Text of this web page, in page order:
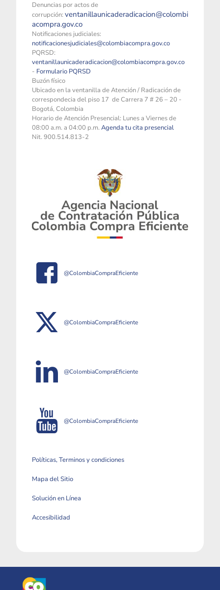
Denuncias por actos de
corrupción: ventanillaunicaderadicacion@colombi
acompra.gov.co
Notificaciones judiciales:
notificacionesjudiciales@colombiacompra.gov.co
PQRSD:
ventanillaunicaderadicacion@colombiacompra.gov.co
- Formulario PQRSD
Buzón físico
Ubicado en la ventanilla de Atención / Radicación de
correspondecia del piso 17 de Carrera 7 # 26 – 20 -
Bogotá, Colombia
Horario de Atención Presencial: Lunes a Viernes de
08:00 a.m. a 04:00 p.m. Agenda tu cita presencial
Nit. 900.514.813-2
@ColombiaCompraEficiente
@ColombiaCompraEficiente
@ColombiaCompraEficiente
@ColombiaCompraEficiente
Políticas, Terminos y condiciones
Mapa del Sitio
Solución en Línea
Accesibilidad